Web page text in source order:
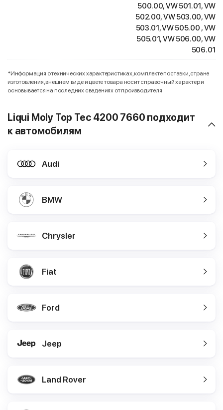
500.00, VW 501.01, VW
502.00, VW 503.00, VW
503.01, VW 505.00 , VW
505.01, VW 506.00, VW
506.01
*Информация о технических характеристиках, комплекте поставки, стране
изготовления, внешнем виде и цвете товара носит справочный характер и
основывается на последних сведениях от производителя
Liqui Moly Top Tec 4200 7660 подходит
к автомобилям
Audi
BMW
Chrysler
Fiat
Ford
Jeep
Land Rover